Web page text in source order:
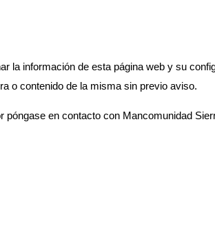
la información de esta página web y su
o contenido de la misma sin previo aviso.
en contacto con Mancomunidad